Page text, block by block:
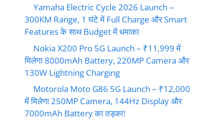
Yamaha Electric Cycle 2026 Launch –
300KM Range, 1 घंटे में Full Charge और Smart
Features के साथ Budget में धमाका
Nokia X200 Pro 5G Launch – ₹11,999 में
मिलेगा 8000mAh Battery, 220MP Camera और
130W Lightning Charging
Motorola Moto G86 5G Launch – ₹12,000
में मिलेगा 250MP Camera, 144Hz Display और
7000mAh Battery का तड़का!